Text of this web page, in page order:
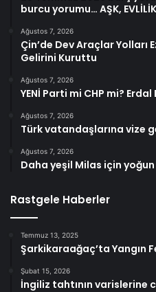
burcu yorumu… AŞK,
Ağustos 7, 2026
Çin’de Dev Araçlar Yolları
Gelirini Kuruttu
Ağustos 7, 2026
YENİ Parti mi CHP mi?
Ağustos 7, 2026
Türk vatandaşlarına vize
Ağustos 7, 2026
Daha yeşil Milas için
Rastgele Haberler
Temmuz 13, 2025
Şarkikaraağaç’ta Yangın
Şubat 15, 2026
İngiliz tahtının varislerine